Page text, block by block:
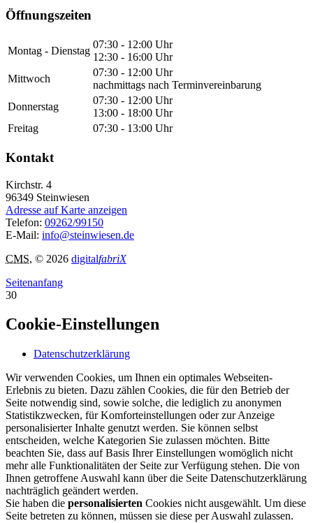
Öffnungszeiten
Montag - Dienstag
07:30 - 12:00 Uhr
12:30 - 16:00 Uhr
Mittwoch
07:30 - 12:00 Uhr
nachmittags nach Terminvereinbarung
Donnerstag
07:30 - 12:00 Uhr
13:00 - 18:00 Uhr
Freitag
07:30 - 13:00 Uhr
Kontakt
Kirchstr. 4
96349 Steinwiesen
Adresse auf Karte anzeigen
Telefon: 09262/99150
E-Mail: info@steinwiesen.de
CMS, © 2026 digitalfabriX
Seitenanfang
30
Cookie-Einstellungen
Datenschutzerklärung
Wir verwenden Cookies, um Ihnen ein optimales Webseiten-
Erlebnis zu bieten. Dazu zählen Cookies, die für den Betrieb der
Seite notwendig sind, sowie solche, die lediglich zu anonymen
Statistikzwecken, für Komforteinstellungen oder zur Anzeige
personalisierter Inhalte genutzt werden. Sie können selbst
entscheiden, welche Kategorien Sie zulassen möchten. Bitte
beachten Sie, dass auf Basis Ihrer Einstellungen womöglich nicht
mehr alle Funktionalitäten der Seite zur Verfügung stehen. Die von
Ihnen getroffene Auswahl kann über die Seite Datenschutzerklärung
nachträglich geändert werden.
Sie haben die personalisierten Cookies nicht ausgewählt. Um diese
Seite betreten zu können, müssen sie diese per Auswahl zulassen.